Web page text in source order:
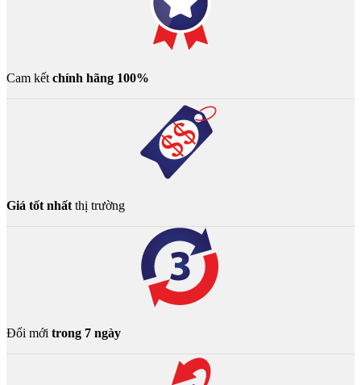
Cam kết chính hãng 100%
Giá tốt nhất thị trường
Đổi mới trong 7 ngày